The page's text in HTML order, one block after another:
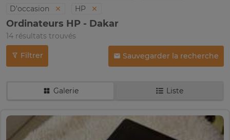
D'occasion
HP
Ordinateurs HP - Dakar
14 résultats trouvés
Filtrer Sauvegarder la recherche
Galerie Liste